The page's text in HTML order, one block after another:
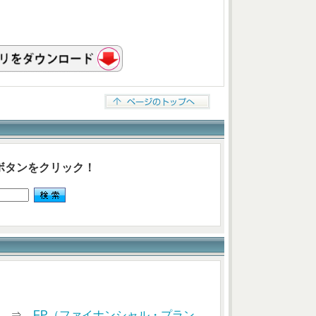
タンをクリック！